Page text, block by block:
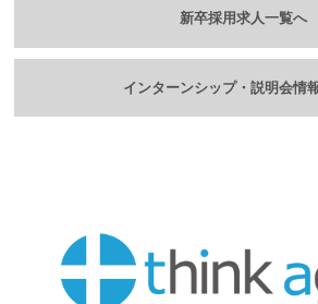
新卒採用求人一覧へ
インターンシップ・説明会情